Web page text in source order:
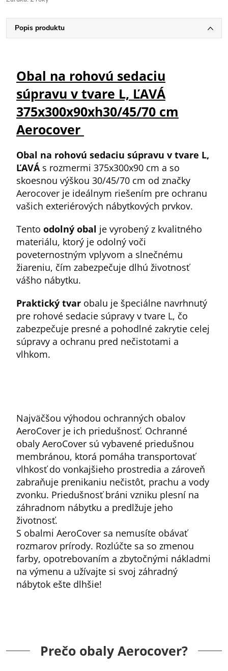
Popis produktu
Obal na rohovú sedaciu
súpravu v tvare L, ĽAVÁ
375x300x90xh30/45/70 cm
Aerocover
Obal na rohovú sedaciu súpravu v tvare L,
ĽAVÁs rozmermi 375x300x90 cm a so
skoesnou výškou 30/45/70 cm od značky
Aerocover je ideálnym riešením pre ochranu
vašich exteriérových nábytkových prvkov.
Tento odolný obal je vyrobený z kvalitného
materiálu, ktorý je odolný voči
poveternostným vplyvom a slnečnému
žiareniu, čím zabezpečuje dlhú životnosť
vášho nábytku.
Praktický tvar obalu je špeciálne navrhnutý
pre rohové sedacie súpravy v tvare L, čo
zabezpečuje presné a pohodlné zakrytie celej
súpravy a ochranu pred nečistotami a
vlhkom.
Najväčšou výhodou ochranných obalov
AeroCover je ich priedušnosť. Ochranné
obaly AeroCover sú vybavené priedušnou
membránou, ktorá pomáha transportovať
vlhkosť do vonkajšieho prostredia a zároveň
zabraňuje prenikaniu nečistôt, prachu a vody
zvonku. Priedušnosť bráni vzniku plesní na
záhradnom nábytku a predlžuje jeho
životnosť.
S obalmi AeroCover sa nemusíte obávať
rozmarov prírody. Rozlúčte sa so zmenou
farby, opotrebovaním a zbytočnými nákladmi
na výmenu a užívajte si svoj záhradný
nábytok ešte dlhšie!
Prečo obaly Aerocover?